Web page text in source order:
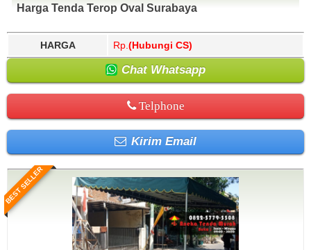
Harga Tenda Terop Oval Surabaya
HARGA Rp. (Hubungi CS)
Chat Whatsapp
Telphone
Kirim Email
BEST SELLER